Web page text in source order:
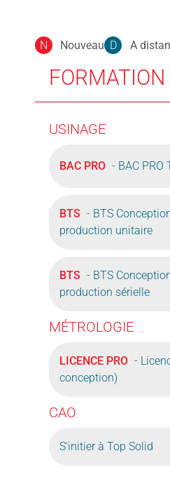
N Nouveau D A
USINAGE
BAC PRO - BAC
BTS - BTS
production unitaire
BTS - BTS
production sérielle
MÉTROLOGIE
LICENCE PRO -
conception)
CAO
S'initier à Top Solid